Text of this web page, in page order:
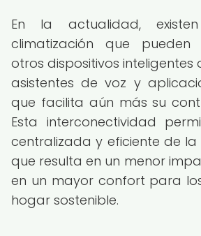
En la actualidad,
climatización que pueden
otros dispositivos inteligentes
asistentes de voz y
que facilita aún más su
Esta interconectividad
centralizada y eficiente de la
que resulta en un menor
en un mayor confort para
hogar sostenible.